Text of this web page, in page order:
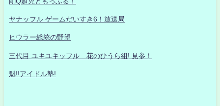
ヤナッフル ゲームだいすき6！放送局
ヒウラー総統の野望
三代目 ユキユキッフル 花のひうら組! 見参！
魁!!アイドル塾!